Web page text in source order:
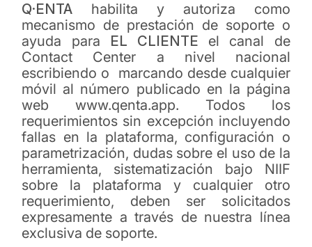
Q·ENTA habilita y autoriza como
mecanismo de prestación de soporte o
ayuda para EL CLIENTE el canal de
Contact Center a nivel nacional
escribiendo o marcando desde cualquier
móvil al número publicado en la página
web www.qenta.app. Todos los
requerimientos sin excepción incluyendo
fallas en la plataforma, configuración o
parametrización, dudas sobre el uso de la
herramienta, sistematización bajo NIIF
sobre la plataforma y cualquier otro
requerimiento, deben ser solicitados
expresamente a través de nuestra línea
exclusiva de soporte.